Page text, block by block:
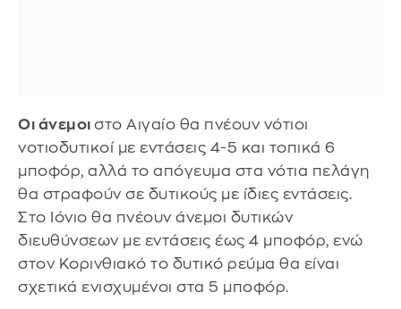
Οι άνεμοι στο Αιγαίο θα πνέουν νότιοι
νοτιοδυτικοί με εντάσεις 4-5 και τοπικά 6
μποφόρ, αλλά το απόγευμα στα νότια πελάγη
θα στραφούν σε δυτικούς με ίδιες εντάσεις.
Στο Ιόνιο θα πνέουν άνεμοι δυτικών
διευθύνσεων με εντάσεις έως 4 μποφόρ, ενώ
στον Κορινθιακό το δυτικό ρεύμα θα είναι
σχετικά ενισχυμένοι στα 5 μποφόρ.